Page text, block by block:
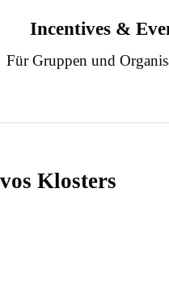
Incentives &
Für Gruppen und
Klosters